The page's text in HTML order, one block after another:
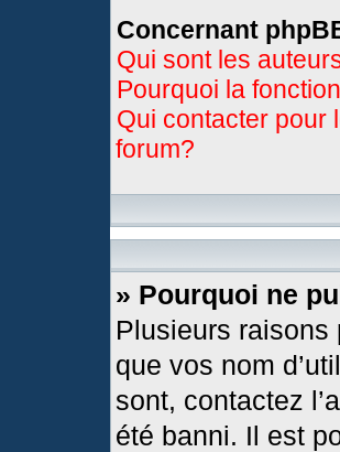
Concernant
Qui sont les
Pourquoi la
Qui contacter pour
forum?
» Pourquoi ne
Plusieurs
que vos nom
sont, contactez
été banni. Il est